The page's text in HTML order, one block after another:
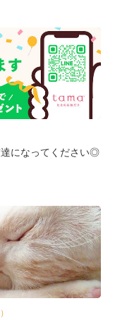
達になってください◎